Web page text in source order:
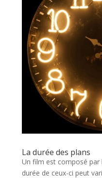
La durée des plans
Un film est composé par
durée de ceux-ci peut